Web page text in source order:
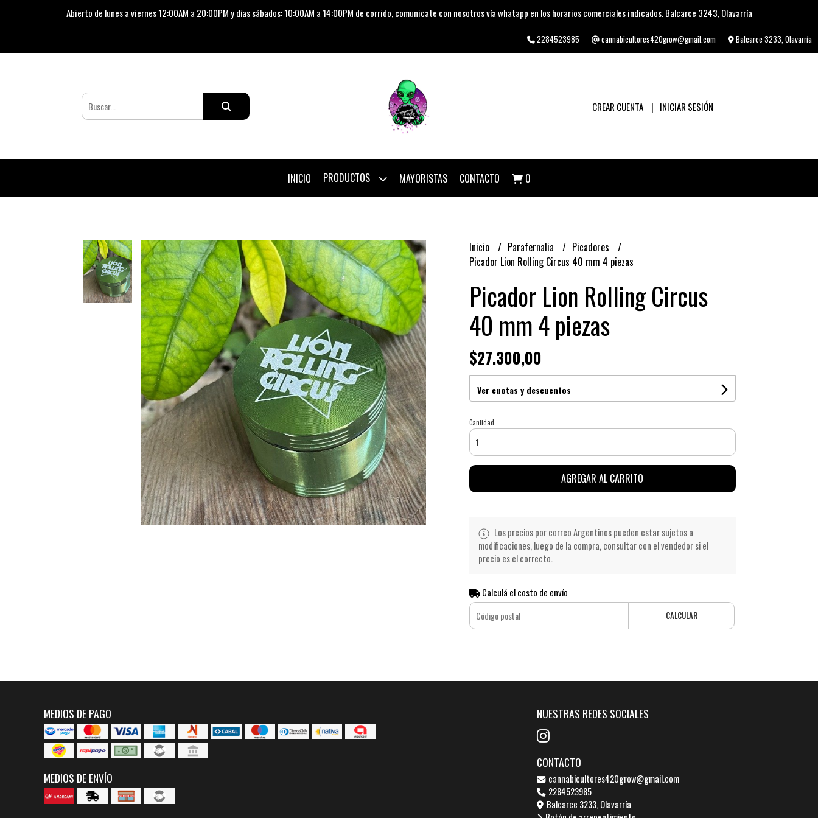
Abierto de lunes a viernes 12:00AM a 20:00PM y días sábados: 10:00AM a 14:00PM de corrido, comunicate con nosotros vía whatapp en los horarios comerciales indicados. Balcarce 3243, Olavarría
2284523985 cannabicultores420grow@gmail.com Balcarce 3233, Olavarría
CREAR CUENTA INICIAR SESIÓN
INICIO PRODUCTOS MAYORISTAS CONTACTO 0
Inicio Parafernalia
Picadores
Picador Lion Rolling Circus 40 mm 4 piezas
Picador Lion Rolling Circus
40 mm 4 piezas
$27.300,00
Ver cuotas y descuentos
Cantidad
AGREGAR AL CARRITO
Los precios por correo Argentinos pueden estar sujetos a
modificaciones, luego de la compra, consultar con el vendedor si el
precio es el correcto.
Calculá el costo de envío
CALCULAR
MEDIOS DE PAGO
MEDIOS DE ENVÍO
NUESTRAS REDES SOCIALES
CONTACTO
cannabicultores420grow@gmail.com
2284523985
Balcarce 3233, Olavarría